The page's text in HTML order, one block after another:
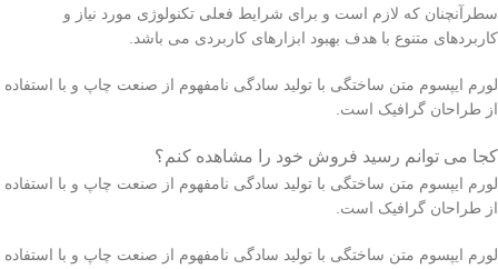
سطرآنچنان که لازم است و برای شرایط فعلی تکنولوژی مورد نیاز و
کاربردهای متنوع با هدف بهبود ابزارهای کاربردی می باشد.
لورم ایپسوم متن ساختگی با تولید سادگی نامفهوم از صنعت چاپ و با استفاده
از طراحان گرافیک است.
کجا می توانم رسید فروش خود را مشاهده کنم؟
لورم ایپسوم متن ساختگی با تولید سادگی نامفهوم از صنعت چاپ و با استفاده
از طراحان گرافیک است.
لورم ایپسوم متن ساختگی با تولید سادگی نامفهوم از صنعت چاپ و با استفاده